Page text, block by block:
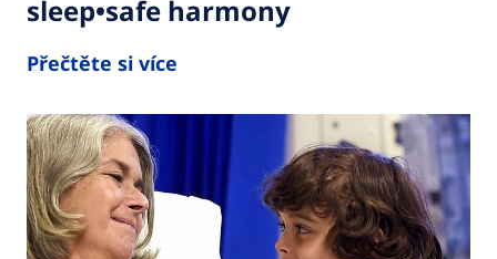
sleep•safe harmony
Přečtěte si více